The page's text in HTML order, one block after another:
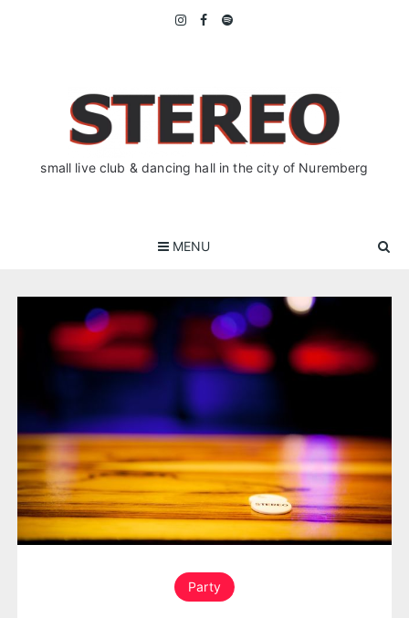
small live club & dancing hall in the city of Nuremberg
MENU
Party